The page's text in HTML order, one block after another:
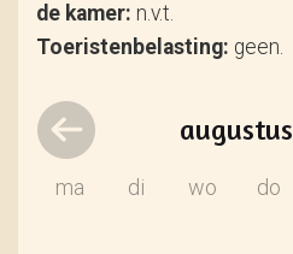
de kamer: n.v.t.
Toeristenbelasting: geen.
augustus
ma di wo do